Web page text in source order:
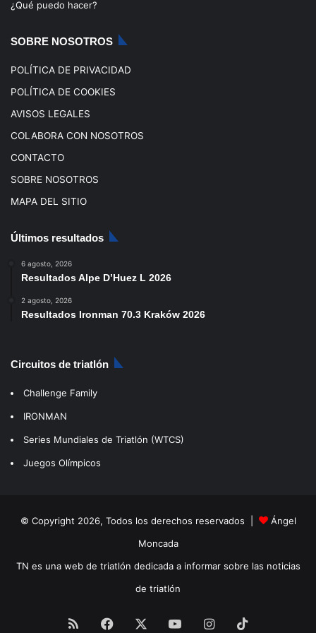
¿Qué puedo hacer?
SOBRE NOSOTROS
POLÍTICA DE PRIVACIDAD
POLÍTICA DE COOKIES
AVISOS LEGALES
COLABORA CON NOSOTROS
CONTACTO
SOBRE NOSOTROS
MAPA DEL SITIO
Últimos resultados
6 agosto, 2026
Resultados Alpe D’Huez L 2026
2 agosto, 2026
Resultados Ironman 70.3 Kraków 2026
Circuitos de triatlón
Challenge Family
IRONMAN
Series Mundiales de Triatlón (WTCS)
Juegos Olímpicos
© Copyright 2026, Todos los derechos reservados |
Ángel
Moncada
TN es una web de triatlón dedicada a informar sobre las noticias
de triatlón
RSS Facebook YouTubeInstagram